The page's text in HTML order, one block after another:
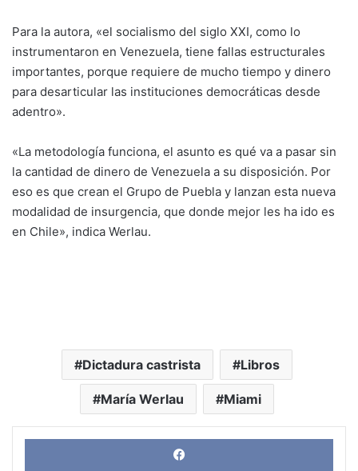
Para la autora, «el socialismo del siglo XXI, como lo
instrumentaron en Venezuela, tiene fallas estructurales
importantes, porque requiere de mucho tiempo y dinero
para desarticular las instituciones democráticas desde
adentro».
«La metodología funciona, el asunto es qué va a pasar sin
la cantidad de dinero de Venezuela a su disposición. Por
eso es que crean el Grupo de Puebla y lanzan esta nueva
modalidad de insurgencia, que donde mejor les ha ido es
en Chile», indica Werlau.
Dictadura castrista Libros
María Werlau Miami